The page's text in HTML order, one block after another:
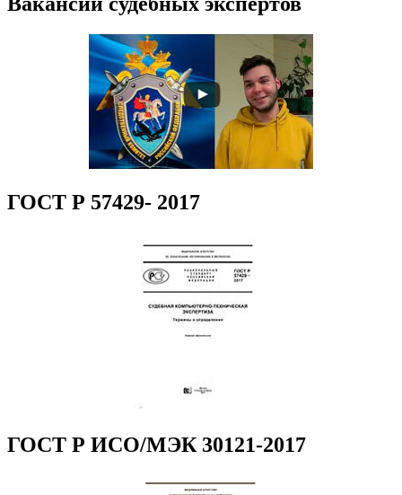
ГОСТ Р 57429- 2017
ГОСТ Р ИСО/МЭК 30121-2017